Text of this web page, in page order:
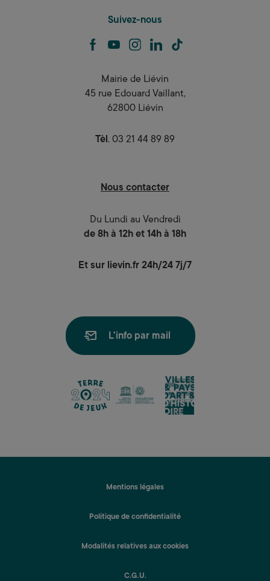
Suivez-nous
facebookyoutubeinstagram
linkedin
Mairie de Liévin
45 rue Edouard Vaillant,
62800 Liévin
Tèl . 03 21 44 89 89
Nous contacter
Du Lundi au Vendredi
de 8h à 12h et 14h à 18h
Et sur lievin.fr 24h/24 7j/7
L'info par mail
lien lien lien
Mentions légales
Politique de confidentialité
Modalités relatives aux cookies
C.G.U.